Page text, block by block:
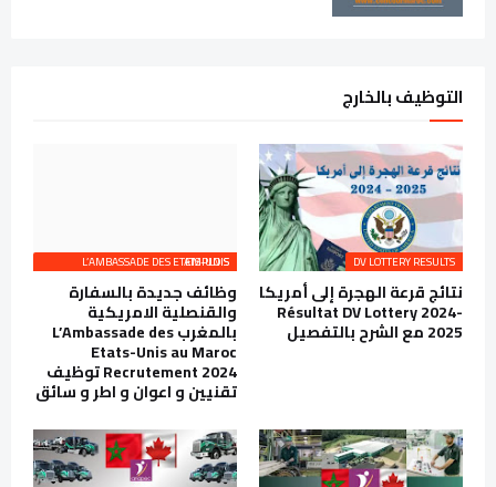
التوظيف بالخارج
DV LOTTERY RESULTS
نتائج قرعة الهجرة إلى أمريكا
Résultat DV Lottery 2024-
2025 مع الشرح بالتفصيل
L’AMBASSADE DES ETATS-UNIS EMPLOIS
وظائف جديدة بالسفارة
والقنصلية الامريكية
بالمغرب L’Ambassade des
Etats-Unis au Maroc
Recrutement 2024 توظيف
تقنيين و اعوان و اطر و سائق